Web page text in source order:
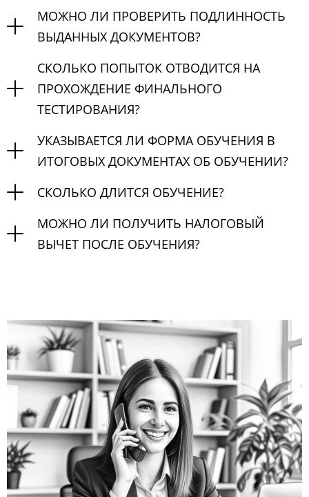
МОЖНО ЛИ ПРОВЕРИТЬ ПОДЛИННОСТЬ
ВЫДАННЫХ ДОКУМЕНТОВ?
СКОЛЬКО ПОПЫТОК ОТВОДИТСЯ НА
ПРОХОЖДЕНИЕ ФИНАЛЬНОГО
ТЕСТИРОВАНИЯ?
УКАЗЫВАЕТСЯ ЛИ ФОРМА ОБУЧЕНИЯ В
ИТОГОВЫХ ДОКУМЕНТАХ ОБ ОБУЧЕНИИ?
СКОЛЬКО ДЛИТСЯ ОБУЧЕНИЕ?
МОЖНО ЛИ ПОЛУЧИТЬ НАЛОГОВЫЙ
ВЫЧЕТ ПОСЛЕ ОБУЧЕНИЯ?